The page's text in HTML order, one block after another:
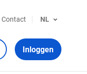
Contact NL
Inloggen